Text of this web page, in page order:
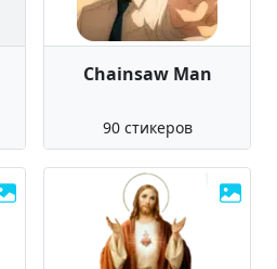
Chainsaw Man
90 стикеров